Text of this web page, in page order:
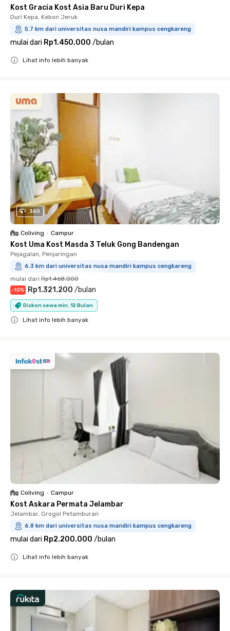
Kost Gracia Kost Asia Baru Duri Kepa
Duri Kepa, Kebon Jeruk
5.7 km dari universitas nusa mandiri kampus cengkareng
mulai dari Rp1.450.000 /bulan
Lihat info lebih banyak
360
Coliving • Campur
Kost Uma Kost Masda 3 Teluk Gong Bandengan
Pejagalan, Penjaringan
6.3 km dari universitas nusa mandiri kampus cengkareng
mulai dari Rp1.468.000
-10% Rp1.321.200 /bulan
Diskon sewa min. 12 Bulan
Lihat info lebih banyak
Coliving • Campur
Kost Askara Permata Jelambar
Jelambar, Grogol Petamburan
6.8 km dari universitas nusa mandiri kampus cengkareng
mulai dari Rp2.200.000 /bulan
Lihat info lebih banyak